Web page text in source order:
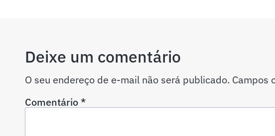
Deixe um comentário
O seu endereço de e-mail não será publicado. Campos
Comentário*